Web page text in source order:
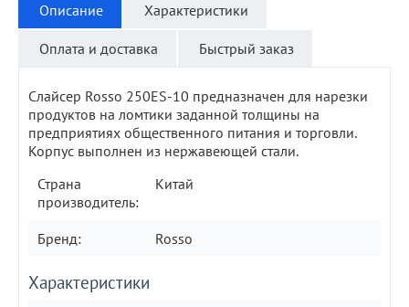
Описание Характеристики
Оплата и доставка Быстрый заказ
Слайсер Rosso 250ES-10 предназначен для нарезки
продуктов на ломтики заданной толщины на
предприятиях общественного питания и торговли.
Корпус выполнен из нержавеющей стали.
Страна
производитель:
Китай
Бренд: Rosso
Характеристики